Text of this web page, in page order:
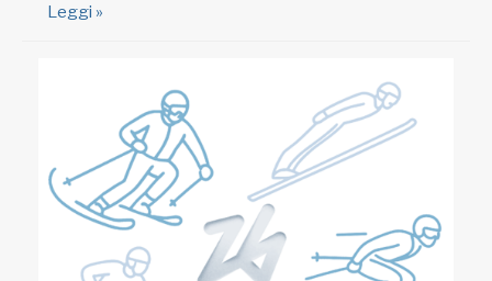
Leggi »